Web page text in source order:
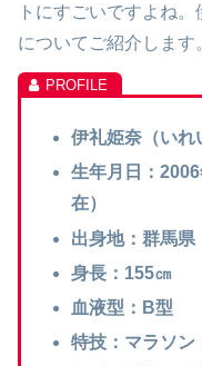
トにすごいですよね
についてご紹介します
伊礼姫奈（いれ
生年月日：
在）
出身地：群馬県
身長：155㎝
血液型：B型
特技：マラソン